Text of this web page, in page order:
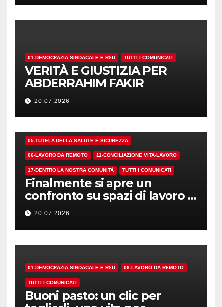
01-DEMOCRAZIA SINDACALE E RSU TUTTI I COMUNICATI
VERITÀ E GIUSTIZIA PER
ABDERRAHIM FAKIR
20.07.2026
05-TUTELA DELLA SALUTE E SICUREZZA
06-LAVORO DA REMOTO 11-CONCILIAZIONE VITA-LAVORO
17-DENTRO LA NOSTRA COMUNITÀ TUTTI I COMUNICATI
Finalmente si apre un
confronto su spazi di lavoro e
dotazioni
20.07.2026
01-DEMOCRAZIA SINDACALE E RSU 06-LAVORO DA REMOTO
TUTTI I COMUNICATI
Buoni pasto: un clic per